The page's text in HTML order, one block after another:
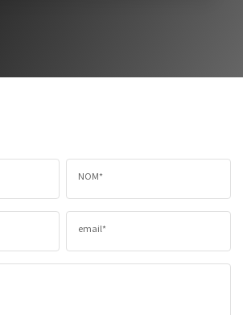
NOM*
email*